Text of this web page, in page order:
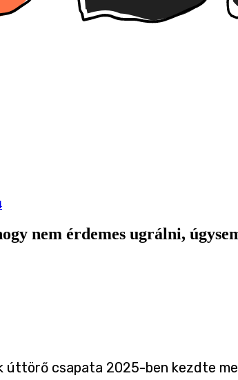
nem érdemes ugrálni,
úttörő csapata 2025-ben kezdte